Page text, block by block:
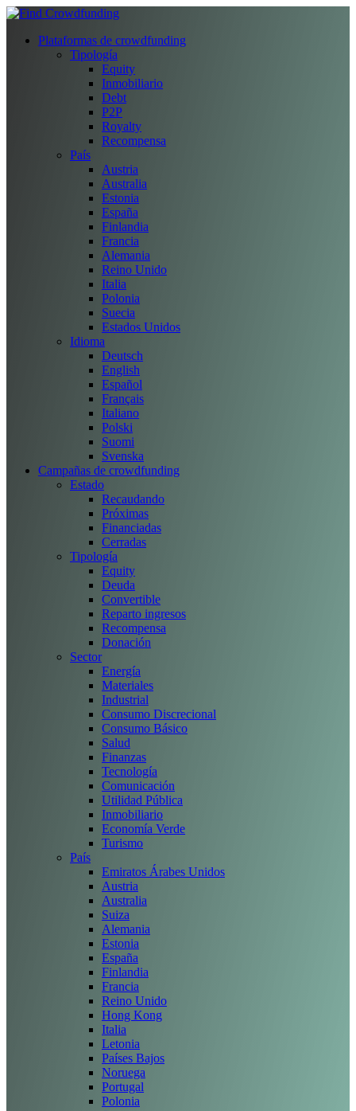
Plataformas de crowdfunding
Tipología
Equity
Inmobiliario
Debt
P2P
Royalty
Recompensa
País
Austria
Australia
Estonia
España
Finlandia
Francia
Alemania
Reino Unido
Italia
Polonia
Suecia
Estados Unidos
Idioma
Deutsch
English
Español
Français
Italiano
Polski
Suomi
Svenska
Campañas de crowdfunding
Estado
Recaudando
Próximas
Financiadas
Cerradas
Tipología
Equity
Deuda
Convertible
Reparto ingresos
Recompensa
Donación
Sector
Energía
Materiales
Industrial
Consumo Discrecional
Consumo Básico
Salud
Finanzas
Tecnología
Comunicación
Utilidad Pública
Inmobiliario
Economía Verde
Turismo
País
Emiratos Árabes Unidos
Austria
Australia
Suiza
Alemania
Estonia
España
Finlandia
Francia
Reino Unido
Hong Kong
Italia
Letonia
Países Bajos
Noruega
Portugal
Polonia